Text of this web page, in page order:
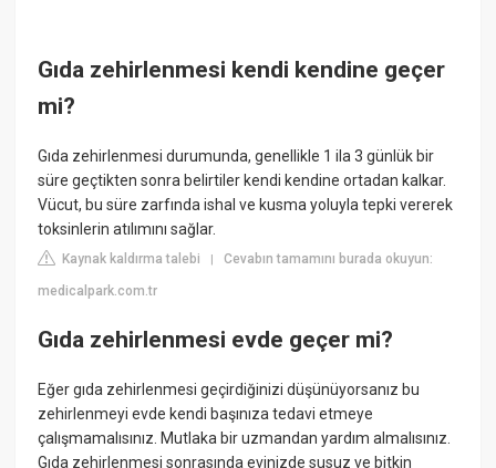
Gıda zehirlenmesi kendi kendine geçer
mi?
Gıda zehirlenmesi durumunda, genellikle 1 ila 3 günlük bir
süre geçtikten sonra belirtiler kendi kendine ortadan kalkar.
Vücut, bu süre zarfında ishal ve kusma yoluyla tepki vererek
toksinlerin atılımını sağlar.
Kaynak kaldırma talebi |Cevabın tamamını burada okuyun:
medicalpark.com.tr
Gıda zehirlenmesi evde geçer mi?
Eğer gıda zehirlenmesi geçirdiğinizi düşünüyorsanız bu
zehirlenmeyi evde kendi başınıza tedavi etmeye
çalışmamalısınız. Mutlaka bir uzmandan yardım almalısınız.
Gıda zehirlenmesi sonrasında evinizde susuz ve bitkin